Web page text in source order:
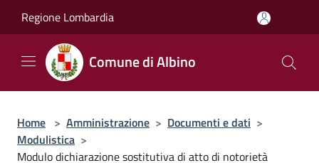
Regione Lombardia
Comune di Albino
Home > Amministrazione > Documenti e dati >
Modulistica >
Modulo dichiarazione sostitutiva di atto di notorietà